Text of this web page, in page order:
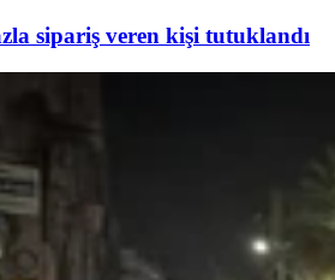
sipariş veren kişi tutuklandı